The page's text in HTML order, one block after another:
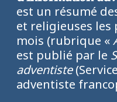
est un résumé
et religieuses les
mois (rubrique «
est publié par le
adventiste
adventiste